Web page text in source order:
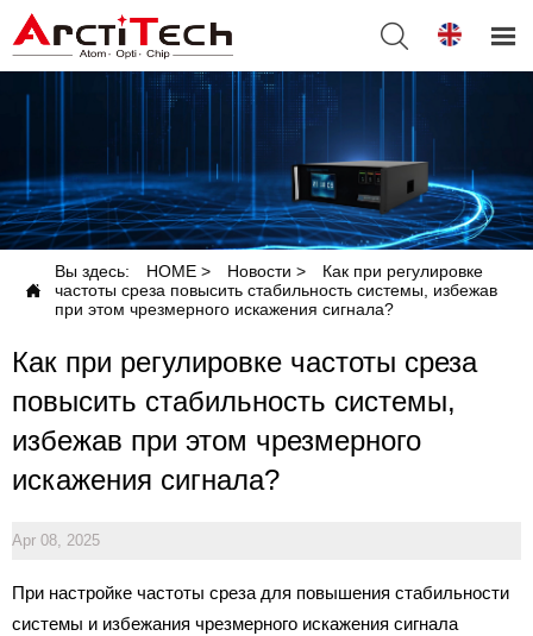
 

Вы здесь: HOME > Новости >
Как при регулировке
частоты среза повысить стабильность системы, избежав
при этом чрезмерного искажения сигнала?
Как при регулировке частоты среза
повысить стабильность системы,
избежав при этом чрезмерного
искажения сигнала?
Apr 08, 2025
При настройке частоты среза для повышения стабильности
системы и избежания чрезмерного искажения сигнала